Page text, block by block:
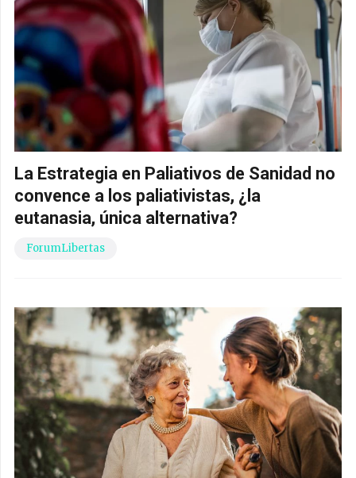
La Estrategia en Paliativos de Sanidad no
convence a los paliativistas, ¿la
eutanasia, única alternativa?
ForumLibertas